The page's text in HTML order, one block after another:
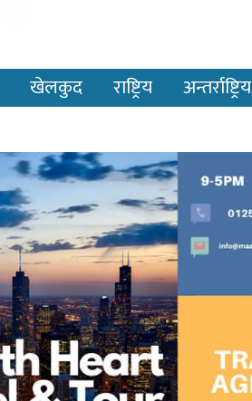
खेलकुद राष्ट्रिय अन्तर्राष्ट्रिय